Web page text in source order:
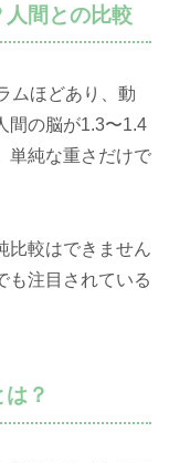
間との比較
ムほどあり、動
間の脳が1.3〜1.4
単純な重さだけで
比較はできません
も注目されている
？